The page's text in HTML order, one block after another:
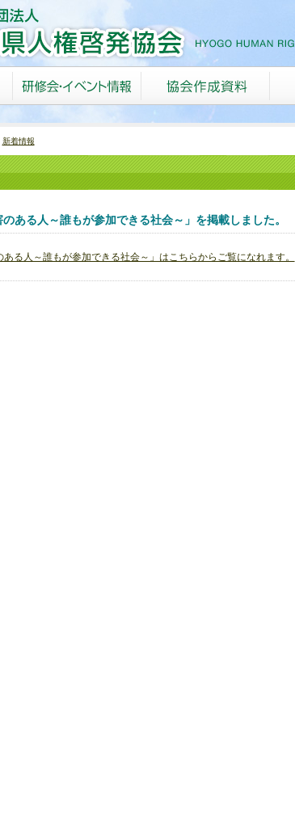
新着情報
ある人～誰もが参加できる社会～」を掲載しました。
る人～誰もが参加できる社会～」はこちらからご覧になれます。